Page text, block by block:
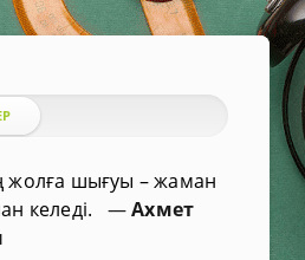
жолға шығуы – жаман
келеді. —Ахмет